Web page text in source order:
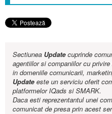
Sectiunea Updatecuprinde
agentiilor si companiilor cu
in domeniile comunicarii,
Updateeste un serviciu oferit
platformelor IQads si SMARK.
Daca esti reprezentantul unei
comunicat de presa prin acest